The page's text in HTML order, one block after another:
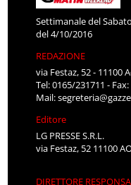
Settimanale del
del 4/10/2016
REDAZIONE
via Festaz, 52 - 11100
Tel: 0165/231711 -
Mail:
Editore
LG PRESSE S.R.L.
via Festaz, 52 11100
DIRETTORE